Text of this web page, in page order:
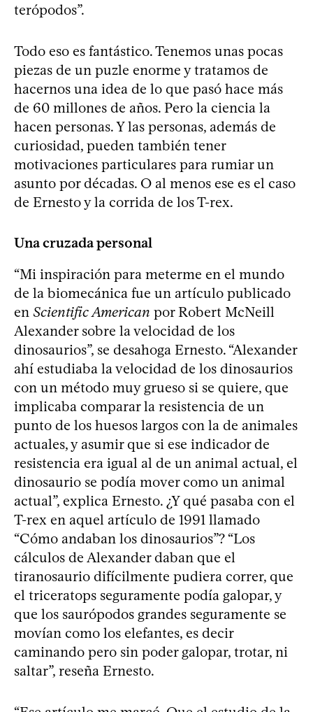
terópodos”.
Todo eso es fantástico. Tenemos unas pocas
piezas de un puzle enorme y tratamos de
hacernos una idea de lo que pasó hace más
de 60 millones de años. Pero la ciencia la
hacen personas. Y las personas, además de
curiosidad, pueden también tener
motivaciones particulares para rumiar un
asunto por décadas. O al menos ese es el caso
de Ernesto y la corrida de los T-rex.
Una cruzada personal
“Mi inspiración para meterme en el mundo
de la biomecánica fue un artículo publicado
en Scientific American por Robert McNeill
Alexander sobre la velocidad de los
dinosaurios”, se desahoga Ernesto. “Alexander
ahí estudiaba la velocidad de los dinosaurios
con un método muy grueso si se quiere, que
implicaba comparar la resistencia de un
punto de los huesos largos con la de animales
actuales, y asumir que si ese indicador de
resistencia era igual al de un animal actual, el
dinosaurio se podía mover como un animal
actual”, explica Ernesto. ¿Y qué pasaba con el
T-rex en aquel artículo de 1991 llamado
“Cómo andaban los dinosaurios”? “Los
cálculos de Alexander daban que el
tiranosaurio difícilmente pudiera correr, que
el triceratops seguramente podía galopar, y
que los saurópodos grandes seguramente se
movían como los elefantes, es decir
caminando pero sin poder galopar, trotar, ni
saltar”, reseña Ernesto.